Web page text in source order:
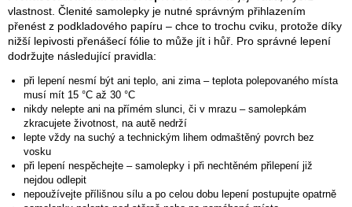
vlastnost. Členité samolepky je nutné správným přihlazením
přenést z podkladového papíru – chce to trochu cviku, protože díky
nižší lepivosti přenášecí fólie to může jít i hůř. Pro správné lepení
dodržujte následující pravidla:
při lepení nesmí být ani teplo, ani zima – teplota polepovaného místa
musí mít 15 °C až 30 °C
nikdy nelepte ani na přímém slunci, či v mrazu – samolepkám
zkracujete životnost, na autě nedrží
lepte vždy na suchý a technickým lihem odmaštěný povrch bez
vosku
při lepení nespěchejte – samolepky i při nechtěném přilepení již
nejdou odlepit
nepoužívejte přílišnou sílu a po celou dobu lepení postupujte opatrně